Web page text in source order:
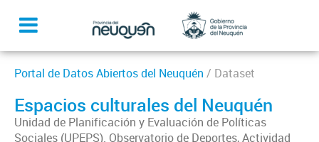
Portal de Datos Abiertos del Neuquén / Dataset
Espacios culturales del Neuquén
Unidad de Planificación y Evaluación de Políticas
Sociales (UPEPS). Observatorio de Deportes, Actividad